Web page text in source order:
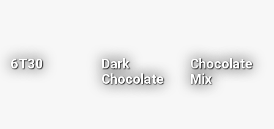
6T30
Dark
Chocolate
Chocolate
Mix